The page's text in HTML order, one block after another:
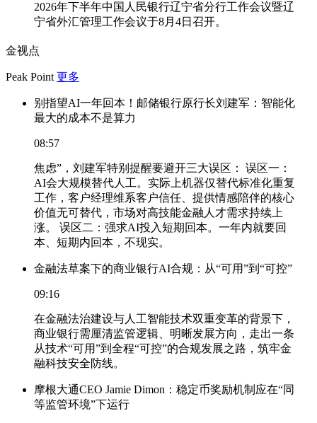
2026年下半年中国人民银行辽宁省分行工作会议暨辽
宁省外汇管理工作会议于8月4日召开。
金视点
Peak Point 更多
别指望AI一年回本！邮储银行原行长刘建军：智能化
最大的成本不是算力
08:57
焦虑”，刘建军特别提醒要避开三大误区： 误区一：
AI会大规模替代人工。实际上机器仅替代标准化重复
工作，客户经理维系客户信任、提供情感陪伴的核心
价值无可替代，市场对高技能金融人才需求持续上
涨。 误区二：强求AI投入短期回本。一年内就要回
本、短期内回本，不现实。
金融法草案下的商业银行AI合规：从“可用”到“可控”
09:16
在金融法治建设与人工智能技术双重变革的背景下，
商业银行需厘清监管逻辑、明晰发展方向，走出一条
从技术“可用”到全程“可控”的合规发展之路，筑牢金
融科技安全防线。
摩根大通CEO Jamie Dimon：稳定币奖励机制应在“同
等监管环境”下运行